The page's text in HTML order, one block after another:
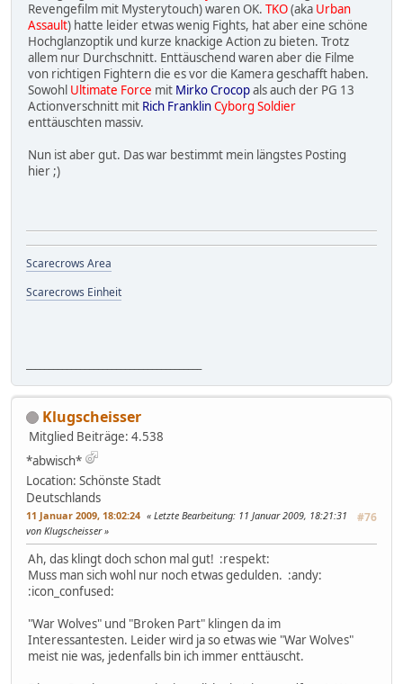
Revengefilm mit Mysterytouch) waren OK. TKO(aka Urban
Assault) hatte leider etwas wenig Fights, hat aber eine schöne
Hochglanzoptik und kurze knackige Action zu bieten. Trotz
allem nur Durchschnitt. Enttäuschend waren aber die Filme
von richtigen Fightern die es vor die Kamera geschafft haben.
Sowohl Ultimate Force mit Mirko Crocopals auch der PG 13
Actionverschnitt mit Rich FranklinCyborg Soldier
enttäuschten massiv.
Nun ist aber gut. Das war bestimmt mein längstes Posting
hier ;)
Scarecrows Area
Scarecrows Einheit
Klugscheisser
Mitglied Beiträge: 4.538
*abwisch*
Location: Schönste Stadt
Deutschlands
11 Januar 2009, 18:02:24 #76
Letzte Bearbeitung: 11 Januar 2009, 18:21:31
von Klugscheisser
Ah, das klingt doch schon mal gut! :respekt:
Muss man sich wohl nur noch etwas gedulden. :andy:
:icon_confused:
"War Wolves" und "Broken Part" klingen da im
Interessantesten. Leider wird ja so etwas wie "War Wolves"
meist nie was, jedenfalls bin ich immer enttäuscht.